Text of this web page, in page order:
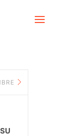
SU